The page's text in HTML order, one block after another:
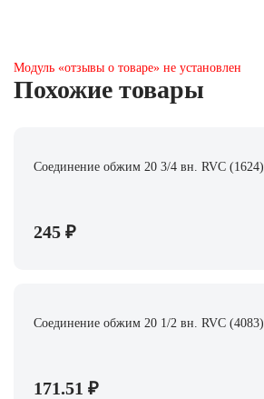
Модуль «отзывы о товаре» не установлен
Похожие товары
Соединение обжим 20 3/4 вн. RVC (1624)
245 ₽
Соединение обжим 20 1/2 вн. RVC (4083)
171.51 ₽